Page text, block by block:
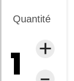
Quantité